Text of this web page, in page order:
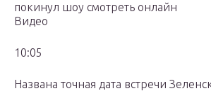
покинул шоу смотреть онлайн
Видео
10:05
Названа точная дата встречи